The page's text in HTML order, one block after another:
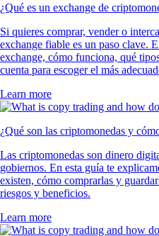
¿Qué es un exchange de
Si quieres comprar, vender o
exchange fiable es un paso clave.
exchange, cómo funciona, qué
cuenta para escoger el más
Learn more
¿Qué son las criptomonedas y
Las criptomonedas son dinero
gobiernos. En esta guía te
existen, cómo comprarlas y
riesgos y beneficios.
Learn more